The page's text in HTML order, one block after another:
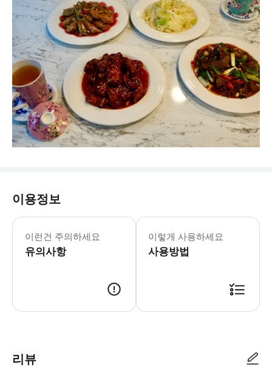
이용정보
이런건 주의하세요
유의사항
이렇게 사용하세요
사용방법
리뷰